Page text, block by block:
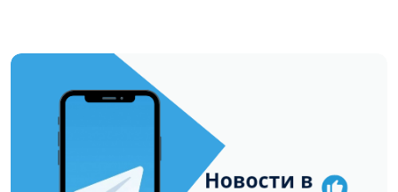
https://t.me/minskctvby